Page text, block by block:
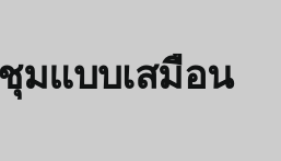
มแบบเสมือน